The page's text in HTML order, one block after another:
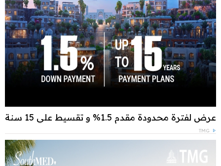
عرض لفترة محدودة مقدم 1.5% و تقسيط علي 15 سنة
TMG